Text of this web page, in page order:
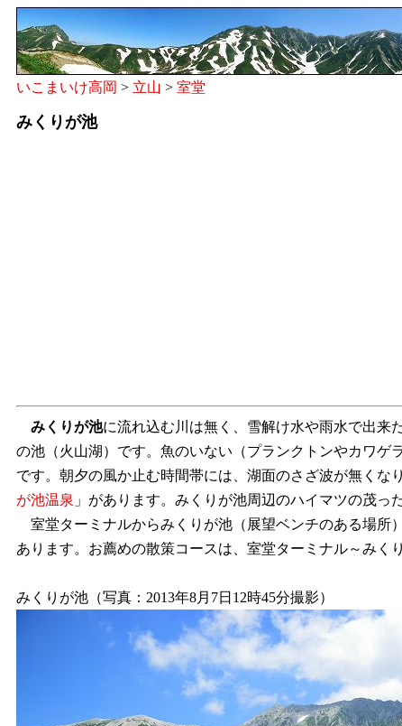
いこまいけ高岡 > 立山 > 室堂
みくりが池
みくりが池に流れ込む川は無く、雪解け水や雨水で出来
の池（火山湖）です。魚のいない（プランクトンやカワゲ
です。朝夕の風か止む時間帯には、湖面のさざ波が無くな
が池温泉 」があります。みくりが池周辺のハイマツの茂っ
室堂ターミナルからみくりが池（展望ベンチのある場所
あります。お薦めの散策コースは、室堂ターミナル～みく
みくりが池（写真：2013年8月7日12時45分撮影）